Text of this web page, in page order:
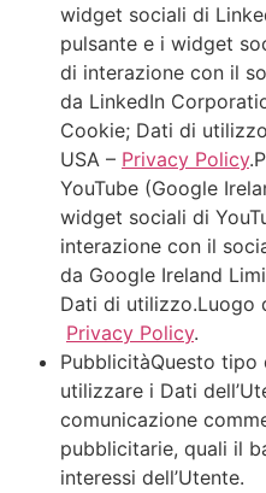
widget sociali di
pulsante e i widget
di interazione con il
da LinkedIn
Cookie; Dati di
USA – Privacy Policy
YouTube (Google
widget sociali di
interazione con il
da Google Ireland
Dati di utilizzo.Luogo
Privacy Policy.
PubblicitàQuesto
utilizzare i Dati
comunicazione
pubblicitarie, quali il
interessi dell’Utente.